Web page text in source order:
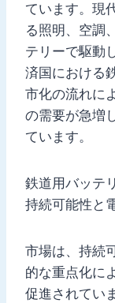
ています。現
る照明、空調
テリーで駆動
済国における
市化の流れに
の需要が急増
ています。
鉄道用バッテ
持続可能性と
市場は、持続
的な重点化に
促進されてい